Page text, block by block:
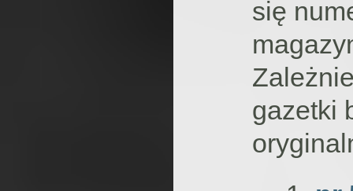
się
gazetki